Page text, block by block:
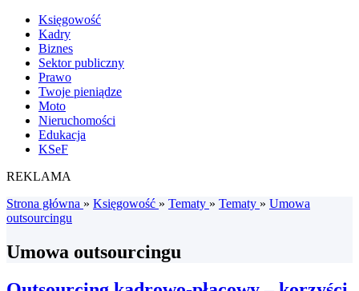
Księgowość
Kadry
Biznes
Sektor publiczny
Prawo
Twoje pieniądze
Moto
Nieruchomości
Edukacja
KSeF
REKLAMA
Strona główna » Księgowość » Tematy » Tematy » Umowa
outsourcingu
Umowa outsourcingu